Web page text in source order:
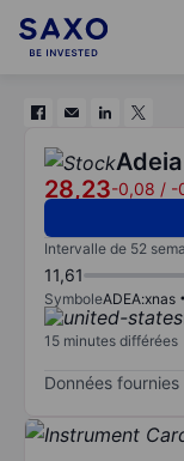
28,23-0,08 / -
Intervalle de 52
11,61
SymboleADEA:xnas
15 minutes différées
Données